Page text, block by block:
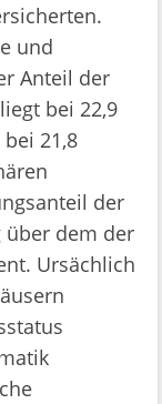
und
Anteil der
bei 22,9
21,8
der
über dem der
Ursächlich